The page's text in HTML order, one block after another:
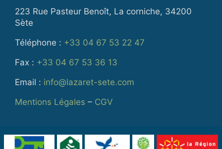
223 Rue Pasteur Benoît, La corniche, 34200
Sète
Téléphone : +33 04 67 53 22 47
Fax : +33 04 67 53 36 13
Email : info@lazaret-sete.com
Mentions Légales – CGV